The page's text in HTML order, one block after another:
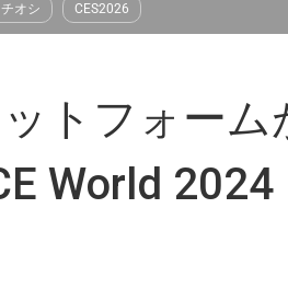
オシ CES2026
トフォーム
World 2024